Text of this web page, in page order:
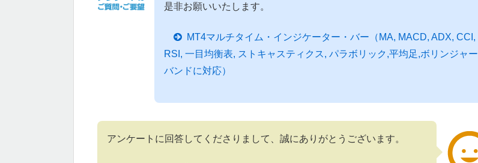
是非お願いいたします。
MT4マルチタイム・インジケーター・バー（MA, MACD, ADX, CCI,
RSI, 一目均衡表, ストキャスティクス, パラボリック,平均足,ボリンジャー
バンドに対応）
アンケートに回答してくださりまして、誠にありがとうございます。